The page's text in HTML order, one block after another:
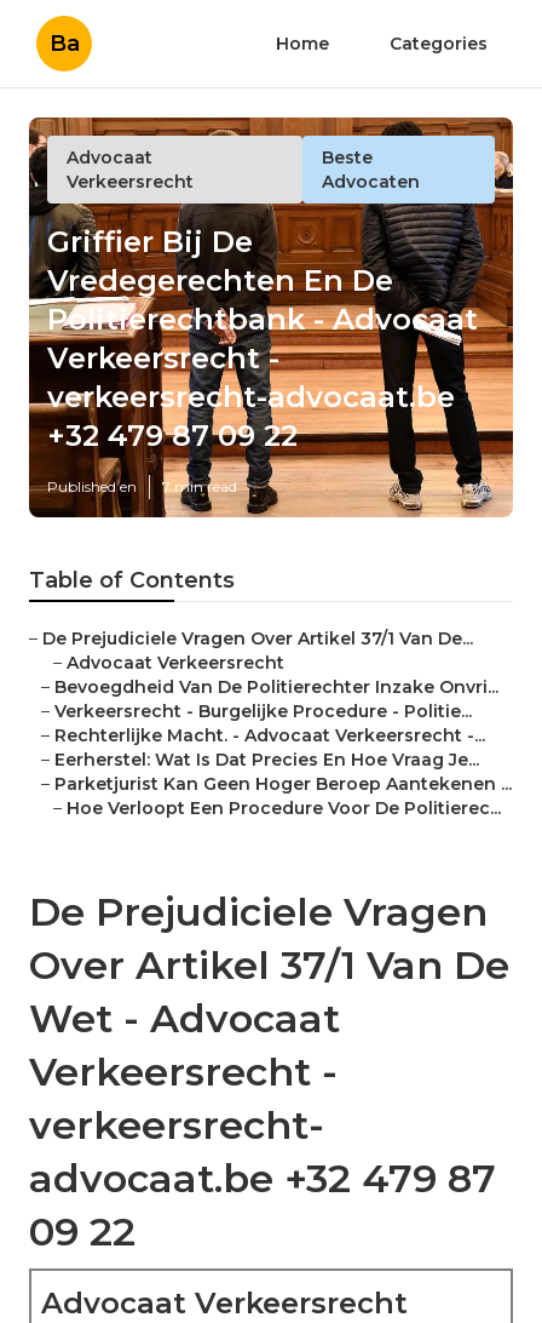
Ba Home Categories
Advocaat
Verkeersrecht
Beste
Advocaten
Griffier Bij De
Vredegerechten En De
Politierechtbank - Advocaat
Verkeersrecht -
verkeersrecht-advocaat.be
+32 479 87 09 22
Published en 7 min read
Table of Contents
– De Prejudiciele Vragen Over Artikel 37/1 Van De...
– Advocaat Verkeersrecht
– Bevoegdheid Van De Politierechter Inzake Onvri...
– Verkeersrecht - Burgelijke Procedure - Politie...
– Rechterlijke Macht. - Advocaat Verkeersrecht -...
– Eerherstel: Wat Is Dat Precies En Hoe Vraag Je...
– Parketjurist Kan Geen Hoger Beroep Aantekenen ...
– Hoe Verloopt Een Procedure Voor De Politierec...
De Prejudiciele Vragen
Over Artikel 37/1 Van De
Wet - Advocaat
Verkeersrecht -
verkeersrecht-
advocaat.be +32 479 87
09 22
Advocaat Verkeersrecht